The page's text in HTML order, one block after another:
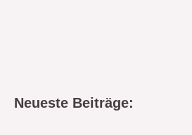
Neueste Beiträge: